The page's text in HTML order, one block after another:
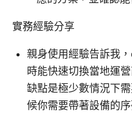
實務經驗分享
親身使用經驗告訴我
時能快速切換當地運
缺點是極少數情況下
候你需要帶著設備的